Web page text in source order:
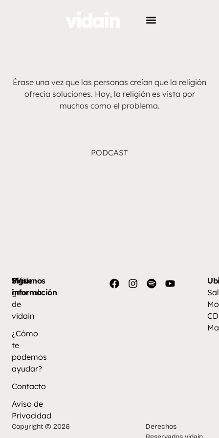
Érase una vez que las personas creían que la religión
ofrecía soluciones. Hoy, la religión es vista por
muchos como el problema.
PODCAST
Más
información
Visión
general
de
vidain
¿Cómo
te
podemos
ayudar?
Contacto
Aviso de
Privacidad
Síguenos
Copyright © 2026
Derechos